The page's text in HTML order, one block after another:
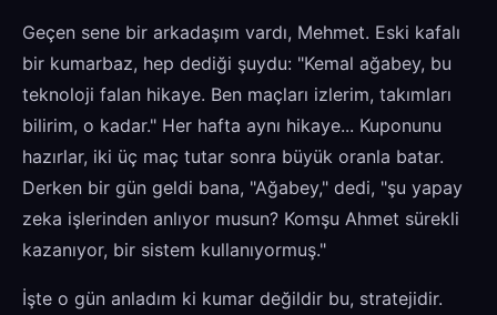
Geçen sene bir arkadaşım vardı, Mehmet. Eski kafalı
bir kumarbaz, hep dediği şuydu: "Kemal ağabey, bu
teknoloji falan hikaye. Ben maçları izlerim, takımları
bilirim, o kadar." Her hafta aynı hikaye... Kuponunu
hazırlar, iki üç maç tutar sonra büyük oranla batar.
Derken bir gün geldi bana, "Ağabey," dedi, "şu yapay
zeka işlerinden anlıyor musun? Komşu Ahmet sürekli
kazanıyor, bir sistem kullanıyormuş."
İşte o gün anladım ki kumar değildir bu, stratejidir.